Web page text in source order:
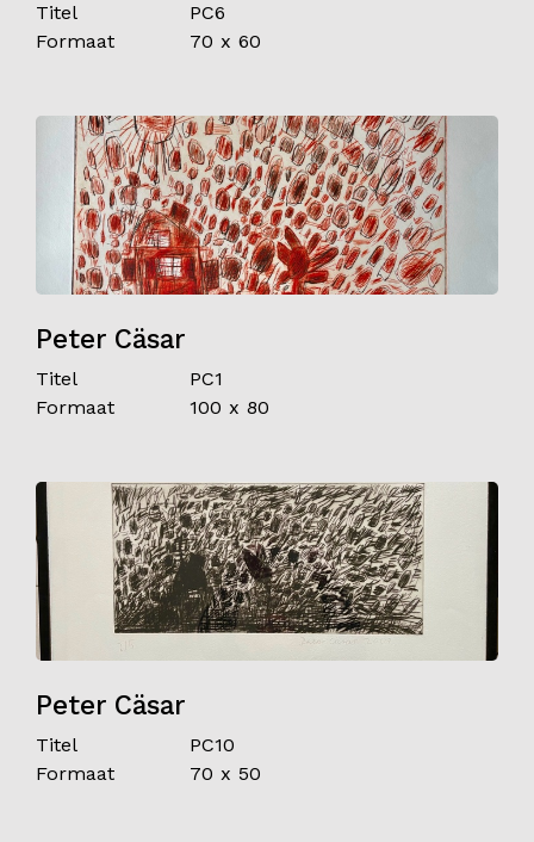
Titel
PC6
Formaat
70 x 60
Peter Cäsar
Titel
PC1
Formaat
100 x 80
Peter Cäsar
Titel
PC10
Formaat
70 x 50